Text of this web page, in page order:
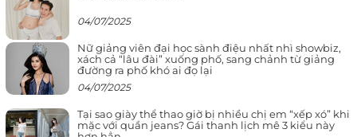
04/07/2025
Nữ giảng viên đại học sành điệu nhất nhì showbiz,
xách cả “lâu đài” xuống phố, sang chảnh từ giảng
đường ra phố khó ai đọ lại
04/07/2025
Tại sao giày thể thao giờ bị nhiều chị em “xếp xó” khi
mặc với quần jeans? Gái thanh lịch mê 3 kiểu này